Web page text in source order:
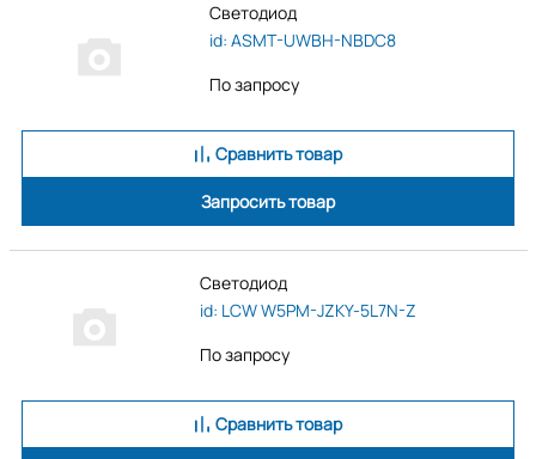
Светодиод
id: ASMT-UWBH-NBDC8
По запросу
Сравнить товар
Запросить товар
Светодиод
id: LCW W5PM-JZKY-5L7N-Z
По запросу
Сравнить товар